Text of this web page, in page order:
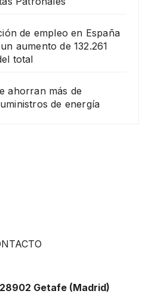
de empleo en España
aumento de 132.261
total
ahorran más de
de energía
Getafe (Madrid)